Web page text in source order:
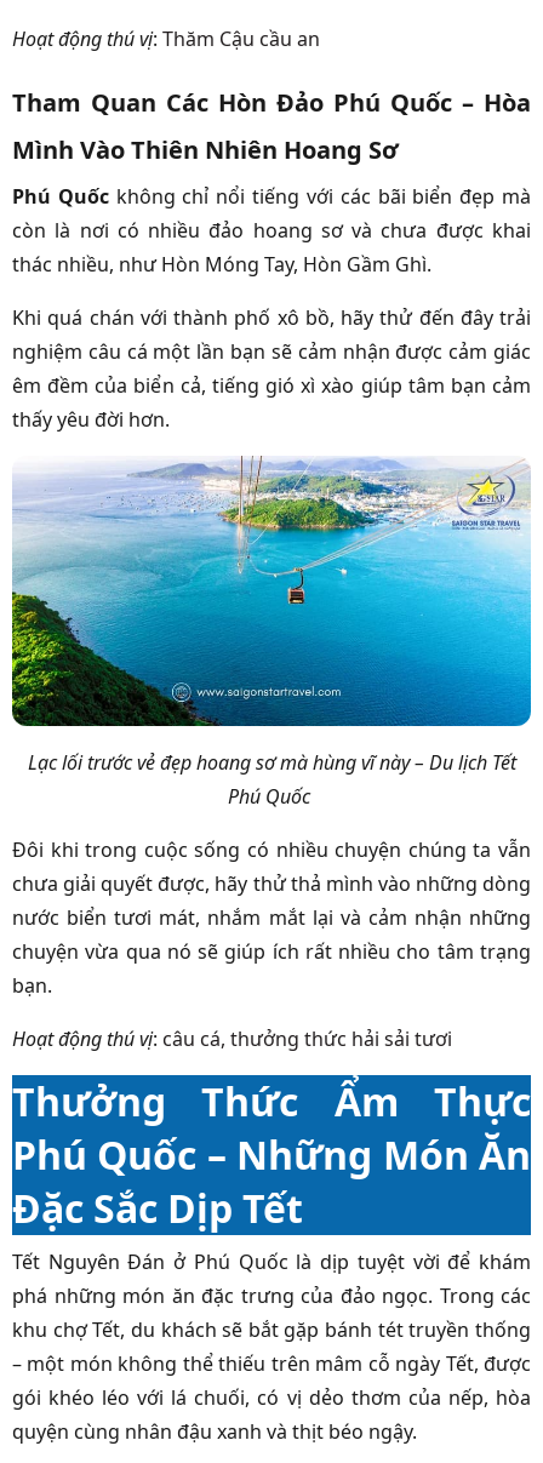
Hoạt động thú vị: Thăm Cậu cầu an
Tham Quan Các Hòn Đảo Phú Quốc – Hòa
Mình Vào Thiên Nhiên Hoang Sơ
Phú Quốc không chỉ nổi tiếng với các bãi biển đẹp mà
còn là nơi có nhiều đảo hoang sơ và chưa được khai
thác nhiều, như Hòn Móng Tay, Hòn Gầm Ghì.
Khi quá chán với thành phố xô bồ, hãy thử đến đây trải
nghiệm câu cá một lần bạn sẽ cảm nhận được cảm giác
êm đềm của biển cả, tiếng gió xì xào giúp tâm bạn cảm
thấy yêu đời hơn.
Lạc lối trước vẻ đẹp hoang sơ mà hùng vĩ này – Du lịch Tết
Phú Quốc
Đôi khi trong cuộc sống có nhiều chuyện chúng ta vẫn
chưa giải quyết được, hãy thử thả mình vào những dòng
nước biển tươi mát, nhắm mắt lại và cảm nhận những
chuyện vừa qua nó sẽ giúp ích rất nhiều cho tâm trạng
bạn.
Hoạt động thú vị: câu cá, thưởng thức hải sải tươi
Thưởng Thức Ẩm Thực
Phú Quốc – Những Món Ăn
Đặc Sắc Dịp Tết
Tết Nguyên Đán ở Phú Quốc là dịp tuyệt vời để khám
phá những món ăn đặc trưng của đảo ngọc. Trong các
khu chợ Tết, du khách sẽ bắt gặp bánh tét truyền thống
– một món không thể thiếu trên mâm cỗ ngày Tết, được
gói khéo léo với lá chuối, có vị dẻo thơm của nếp, hòa
quyện cùng nhân đậu xanh và thịt béo ngậy.